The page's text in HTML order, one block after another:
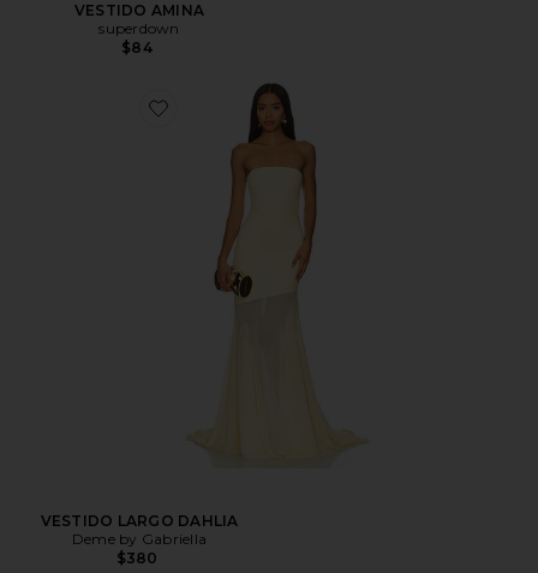
VESTIDO AMINA
superdown
$84
VESTIDO LARGO DAHLIA
Deme by Gabriella
$380